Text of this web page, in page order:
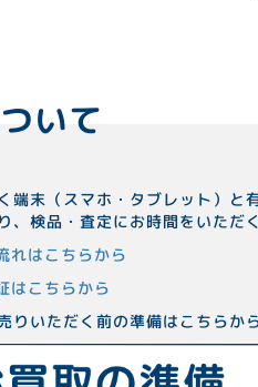
いて
端末（スマホ・タブレット）と
、検品・査定にお時間をいただ
れはこちらから
はこちらから
りいただく前の準備はこちらか